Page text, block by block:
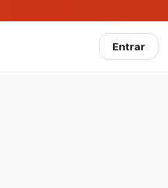
Entrar